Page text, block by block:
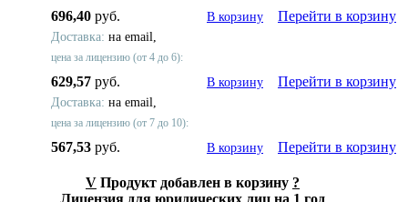
696,40 руб. В корзину Перейти в корзину
Доставка: на email,
цена за лицензию (от 4 до 6):
629,57 руб. В корзину Перейти в корзину
Доставка: на email,
цена за лицензию (от 7 до 10):
567,53 руб. В корзину Перейти в корзину
V Продукт добавлен в корзину ?